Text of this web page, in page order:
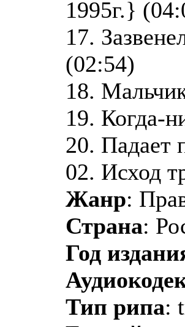
1995г.}
17.
(02:54)
18.
19. Когда-
20. Падает
02. Исход
Жанр:
Страна:
Год
Тип рипа: